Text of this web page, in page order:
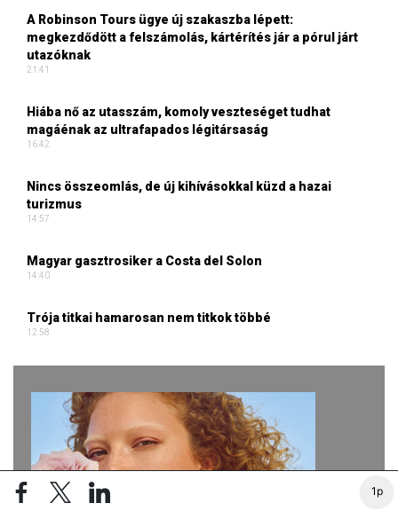
1p
A Robinson Tours ügye új szakaszba lépett:
megkezdődött a felszámolás, kártérítés jár a pórul járt
utazóknak
21:41
Hiába nő az utasszám, komoly veszteséget tudhat
magáénak az ultrafapados légitársaság
16:42
Nincs összeomlás, de új kihívásokkal küzd a hazai
turizmus
14:57
Magyar gasztrosiker a Costa del Solon
14:40
Trója titkai hamarosan nem titkok többé
12:58